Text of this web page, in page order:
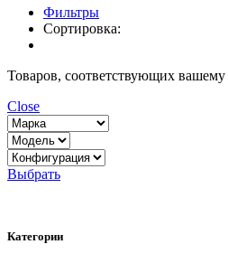
Фильтры
Сортировка:
Товаров, соответствующих вашему
Close
Выбрать
Категории